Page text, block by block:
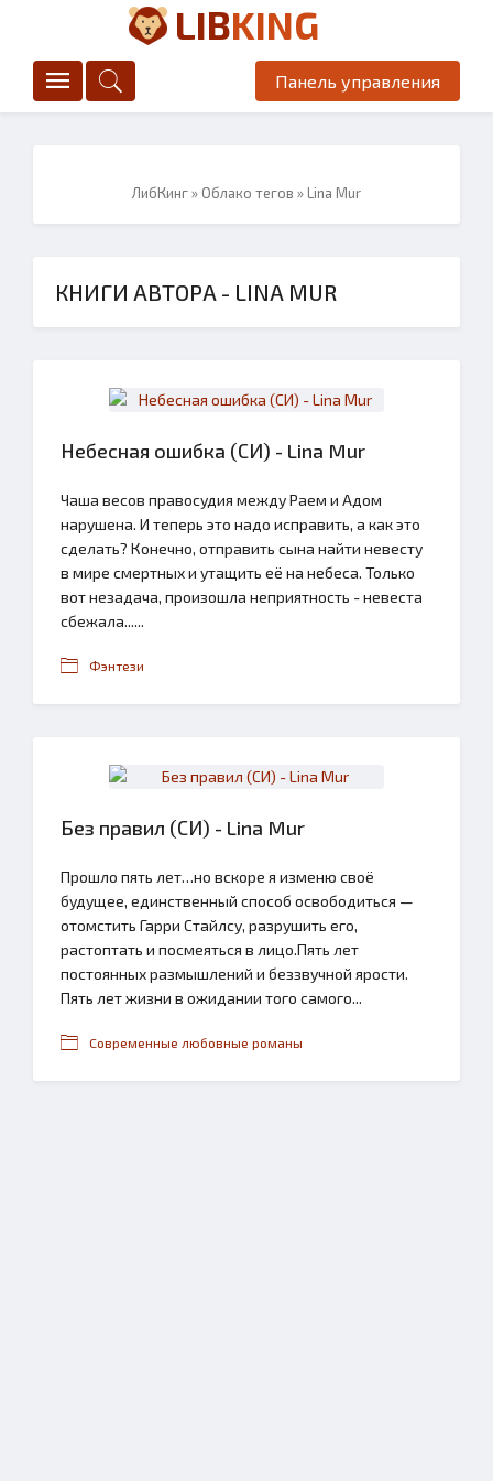
LIBKING
Панель управления
ЛибКинг» Облако тегов » Lina Mur
КНИГИ АВТОРА - LINA MUR
Небесная ошибка (СИ) - Lina Mur
Чаша весов правосудия между Раем и Адом
нарушена. И теперь это надо исправить, а как это
сделать? Конечно, отправить сына найти невесту
в мире смертных и утащить её на небеса. Только
вот незадача, произошла неприятность - невеста
сбежала......
Фэнтези
Без правил (СИ) - Lina Mur
Прошло пять лет…но вскоре я изменю своё
будущее, единственный способ освободиться —
отомстить Гарри Стайлсу, разрушить его,
растоптать и посмеяться в лицо.Пять лет
постоянных размышлений и беззвучной ярости.
Пять лет жизни в ожидании того самого...
Современные любовные романы